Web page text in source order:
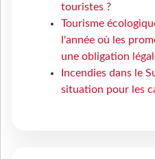
touristes ?
Tourisme
l'année où les
une obligation
Incendies dans le
situation pour les